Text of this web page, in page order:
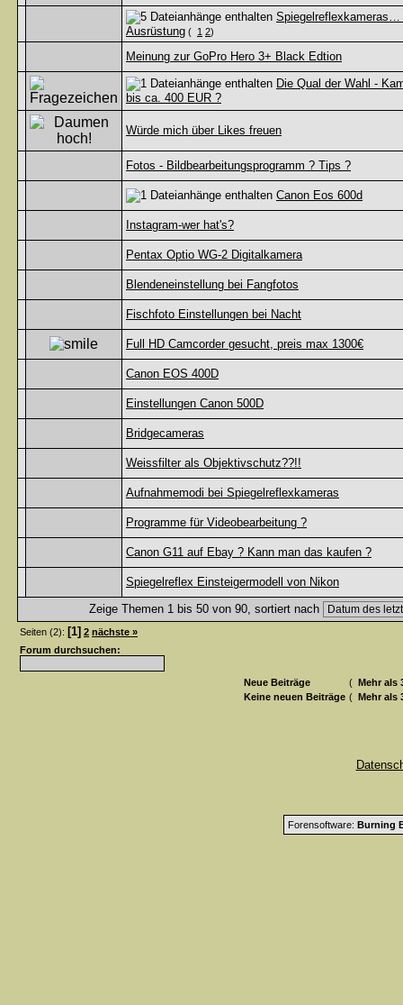
Spiegelreflexkameras…
Ausrüstung ( 1 2)
Meinung zur GoPro Hero 3+ Black Edtion
Die Qual der Wahl -
bis ca. 400 EUR ?
Würde mich über Likes freuen
Fotos - Bildbearbeitungsprogramm ? Tips ?
Canon Eos 600d
Instagram-wer hat's?
Pentax Optio WG-2 Digitalkamera
Blendeneinstellung bei Fangfotos
Fischfoto Einstellungen bei Nacht
Full HD Camcorder gesucht, preis max 1300€
Canon EOS 400D
Einstellungen Canon 500D
Bridgecameras
Weissfilter als Objektivschutz??!!
Aufnahmemodi bei Spiegelreflexkameras
Programme für Videobearbeitung ?
Canon G11 auf Ebay ? Kann man das kaufen ?
Spiegelreflex Einsteigermodell von Nikon
Zeige Themen 1 bis 50 von 90, sortiert nach
Seiten (2): [1] 2 nächste »
Forum durchsuchen:
Neue Beiträge ( Mehr als
Keine neuen Beiträge ( Mehr als
Forensoftware: Burning